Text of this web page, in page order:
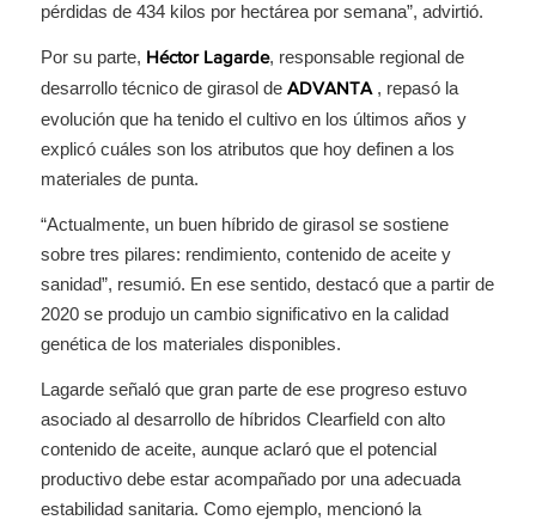
pérdidas de 434 kilos por hectárea por semana”, advirtió.
Por su parte, Héctor Lagarde, responsable regional de
desarrollo técnico de girasol de ADVANTA , repasó la
evolución que ha tenido el cultivo en los últimos años y
explicó cuáles son los atributos que hoy definen a los
materiales de punta.
“Actualmente, un buen híbrido de girasol se sostiene
sobre tres pilares: rendimiento, contenido de aceite y
sanidad”, resumió. En ese sentido, destacó que a partir de
2020 se produjo un cambio significativo en la calidad
genética de los materiales disponibles.
Lagarde señaló que gran parte de ese progreso estuvo
asociado al desarrollo de híbridos Clearfield con alto
contenido de aceite, aunque aclaró que el potencial
productivo debe estar acompañado por una adecuada
estabilidad sanitaria. Como ejemplo, mencionó la